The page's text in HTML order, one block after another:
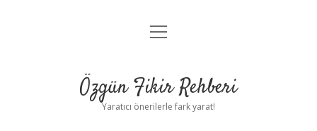
Gizlilik Politikası
Yasal Uyarı
menüyü
Özgün Fikir Rehberi
Yaratıcı önerilerle fark yarat!